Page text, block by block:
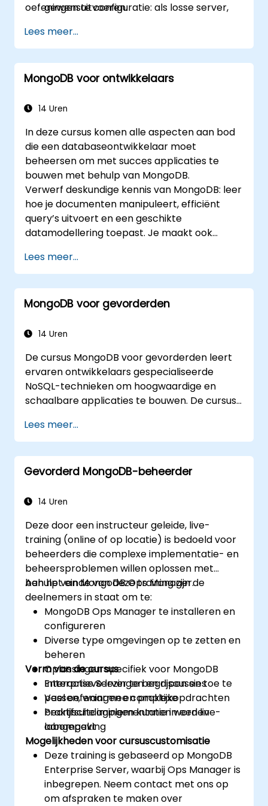
gewenste configuratie: als losse server,
set of als sharded cluster.
Toepassingen evalueren en geschikte
hardware kiezen.
MongoDB-instanties monitoren en deze
standaardmonitoringsoftware zoals
Back-upstrategieën plannen en grote
hoeveelheden gegevens
importeren/exporteren.
De meest voorkomende problemen en
foutscenario's voor ontwikkelaars
oplossen.
oefeningen uitvoeren.
Lees meer...
MongoDB voor ontwikkelaars
14 Uren
In deze cursus komen alle aspecten aan bod
die een databaseontwikkelaar moet
beheersen om met succes applicaties te
bouwen met behulp van MongoDB.
Verwerf deskundige kennis van MongoDB: leer
hoe je documenten manipuleert, efficiënt
query’s uitvoert en een geschikte
datamodellering toepast. Je maakt ook
indexeringstechnieken en schema-ontwerp
om schaalbare NoSQL-applicaties te
realiseren.
Lees meer...
MongoDB voor gevorderden
14 Uren
De cursus MongoDB voor gevorderden leert
ervaren ontwikkelaars gespecialiseerde
NoSQL-technieken om hoogwaardige en
schaalbare applicaties te bouwen. De cursus
geavanceerde datamanipulatie, optimalisatie
van CRUD-operaties, de werking van indexen
en het opstellen van aggregatiepijplijnen. Ook
komen praktische benaderingen aan bod
bedrijfsmatige beveiliging. Deelnemers leren
implementeren met geautomatiseerde
back-upstrategieën en effectieve monitoring
voor productieomgevingen.
Lees meer...
Gevorderd MongoDB-beheerder
14 Uren
Deze door een instructeur geleide, live-
training (online of op locatie) is bedoeld voor
beheerders die complexe implementatie- en
beheersproblemen willen oplossen met
behulp van MongoDB Ops Manager.
Aan het einde van deze training zijn de
deelnemers in staat om te:
MongoDB Ops Manager te installeren en
configureren
Diverse type omgevingen op te zetten en
beheren
Oplossingen specifiek voor MongoDB
Enterprise Server te begrijpen en toe te
passen, waarmee complexe
bedrijfsuitdagingen kunnen worden
aangepakt
Vorm van de cursus
Interactieve lezingen en discussies
Veel oefeningen en praktijkopdrachten
Praktische implementatie in een live-
labomgeving
Mogelijkheden voor cursuscustomisatie
Deze training is gebaseerd op MongoDB
Enterprise Server, waarbij Ops Manager is
inbegrepen. Neem contact met ons op
om afspraken te maken over